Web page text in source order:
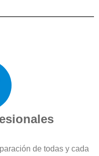
de todas y cada